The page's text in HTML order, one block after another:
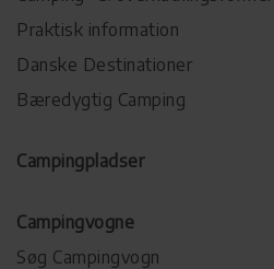
Praktisk information
Danske Destinationer
Bæredygtig Camping
Campingpladser
Campingvogne
Søg Campingvogn